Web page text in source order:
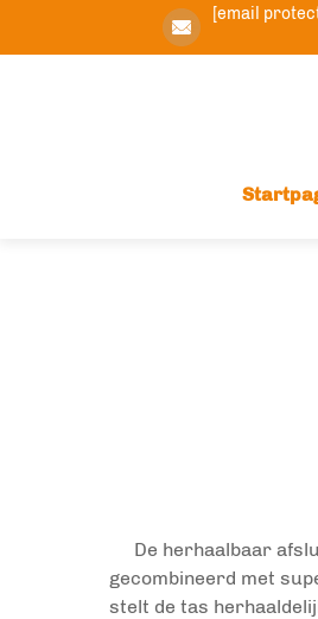
[email
De herhaalbaar
gecombineerd met
stelt de tas